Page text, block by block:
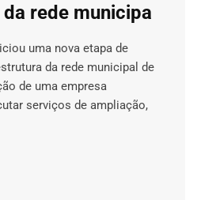
rede municipa
uma nova etapa de
da rede municipal de
de uma empresa
serviços de ampliação,